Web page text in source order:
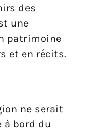
des
une
patrimoine
et en récits.
ne serait
à bord du